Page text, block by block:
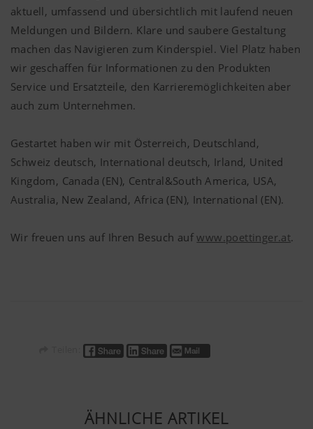
aktuell, umfassend und übersichtlich mit laufend neuen
Meldungen und Bildern. Klare und saubere Gestaltung
machen das Navigieren zum Kinderspiel. Viel Platz haben
wir geschaffen für Informationen zu den Produkten
Service und Ersatzteile, den Karrieremöglichkeiten aber
auch zum Unternehmen.
Gestartet haben wir mit Österreich, Deutschland,
Schweiz deutsch, International deutsch, Irland, United
Kingdom, Canada (EN), Central&South America, USA,
Australia, New Zealand, Africa (EN), International (EN).
Wir freuen uns auf Ihren Besuch aufwww.poettinger.at.
ÄHNLICHE ARTIKEL